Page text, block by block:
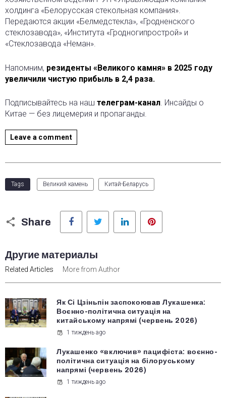
холдинга «Белорусская стекольная компания».
Передаются акции «Белмедстекла», «Гродненского
стеклозавода», «Института «Гродногипрострой» и
«Стеклозавода «Неман».
Напомним, резиденты «Великого камня» в 2025 году
увеличили чистую прибыль в 2,4 раза.
Подписывайтесь на наш телеграм-канал. Инсайды о
Китае — без лицемерия и пропаганды.
Leave a comment
Tags Великий камень Китай-Беларусь
Share
Facebook Twitter LinkedIn
Другие материалы
Related Articles More from Author
Як Сі Цзіньпін заспокоював Лукашенка:
Воєнно-політична ситуація на
китайському напрямі (червень 2026)
1 тиждень ago
Лукашенко «включив» пацифіста: воєнно-
політична ситуація на білоруському
напрямі (червень 2026)
1 тиждень ago